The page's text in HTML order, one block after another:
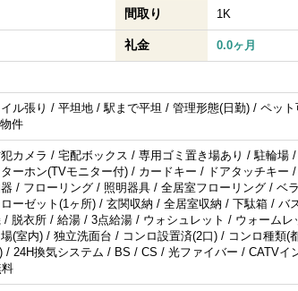
間取り 1K
礼金 0.0ヶ月
ル張り / 平坦地 / 駅まで平坦 / 管理形態(日勤) / ペッ
件
カメラ / 宅配ボックス / 専用ゴミ置き場あり / 駐輪場
ーホン(TVモニター付) / カードキー / ドアタッチキー
/ フローリング / 照明器具 / 全居室フローリング / ベ
ーゼット(1ヶ所) / 玄関収納 / 全居室収納 / 下駄箱 / バ
/ 脱衣所 / 給湯 / 3点給湯 / ウォシュレット / ウォーム
(室内) / 独立洗面台 / コンロ設置済(2口) / コンロ種類(
/ 24H換気システム / BS / CS / 光ファイバー / CATVイ